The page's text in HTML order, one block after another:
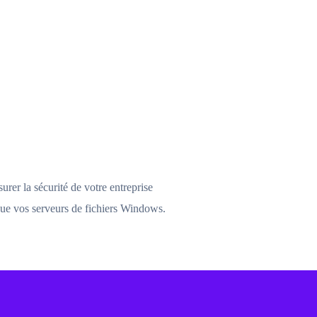
la sécurité de votre entreprise
vos serveurs de fichiers Windows.